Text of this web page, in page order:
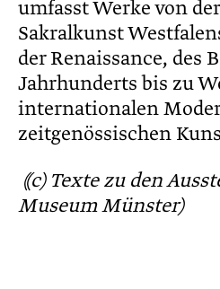
umfasst Werke von
Sakralkunst
der Renaissance, des
Jahrhunderts bis zu
internationalen
zeitgenössischen
((c) Texte zu den
Museum Münster)